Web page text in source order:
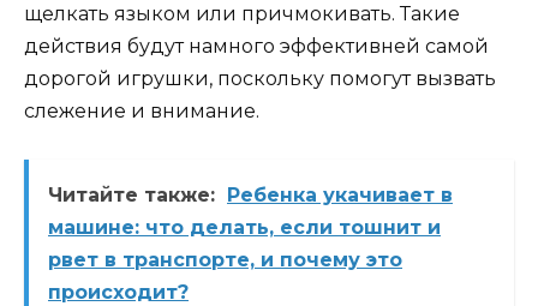
щелкать языком или причмокивать. Такие
действия будут намного эффективней самой
дорогой игрушки, поскольку помогут вызвать
слежение и внимание.
Читайте также: Ребенка укачивает в
машине: что делать, если тошнит и
рвет в транспорте, и почему это
происходит?